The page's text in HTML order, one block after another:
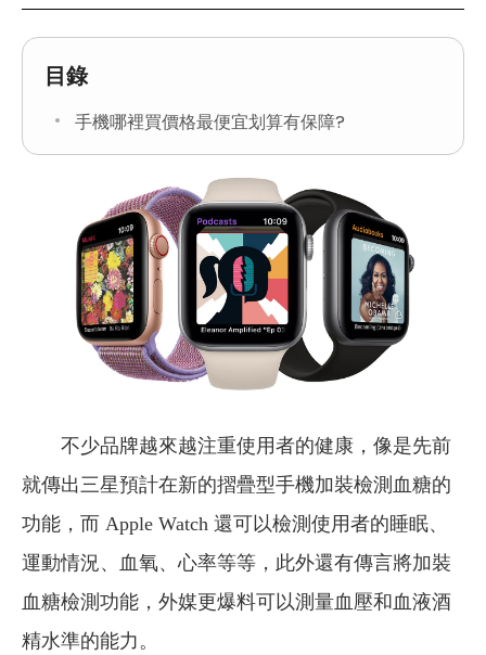
目錄
手機哪裡買價格最便宜划算有保障?
不少品牌越來越注重使用者的健康，像是先前
就傳出三星預計在新的摺疊型手機加裝檢測血糖的
功能，而 Apple Watch 還可以檢測使用者的睡眠、
運動情況、血氧、心率等等，此外還有傳言將加裝
血糖檢測功能，外媒更爆料可以測量血壓和血液酒
精水準的能力。